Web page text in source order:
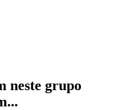
neste grupo